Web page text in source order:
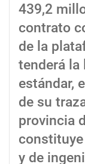
439,2
contrato
de la
tenderá la
estándar,
de su
provincia
y de